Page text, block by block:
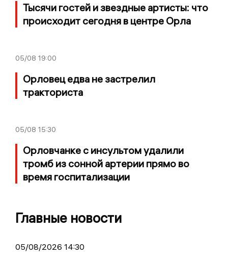
Тысячи гостей и звездные артисты: что
происходит сегодня в центре Орла
05/08 19:00
Орловец едва не застрелил
тракториста
05/08 15:30
Орловчанке с инсультом удалили
тромб из сонной артерии прямо во
время госпитализации
Главные новости
05/08/2026 14:30